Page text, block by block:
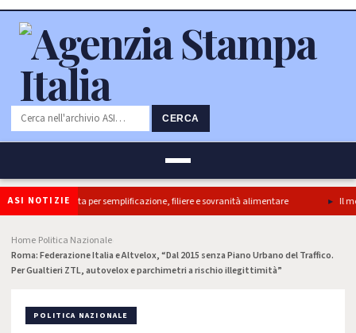
CERCA
ASI NOTIZIE
e’ svolta per semplificazione, filiere e sovranità alimentare Il
Home Politica Nazionale
Roma: Federazione Italia e Altvelox, “Dal 2015 senza Piano Urbano del Traffico.
Per Gualtieri ZTL, autovelox e parchimetri a rischio illegittimità”
POLITICA NAZIONALE